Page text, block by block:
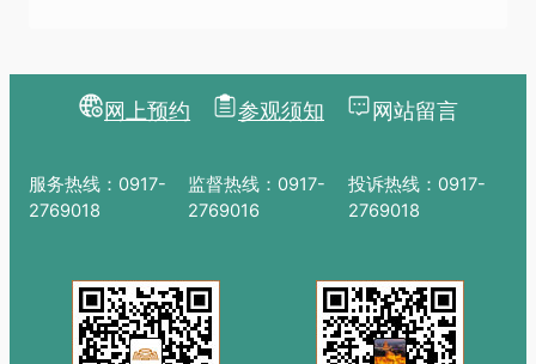
网上预约 参观须知 网站留言
服务热线：0917-
2769018
监督热线：0917-
2769016
投诉热线：0917-
2769018